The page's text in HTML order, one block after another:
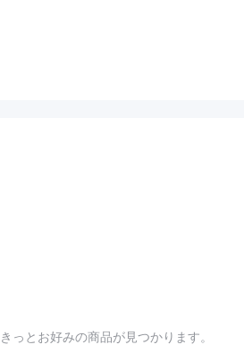
とお好みの商品が見つかります。